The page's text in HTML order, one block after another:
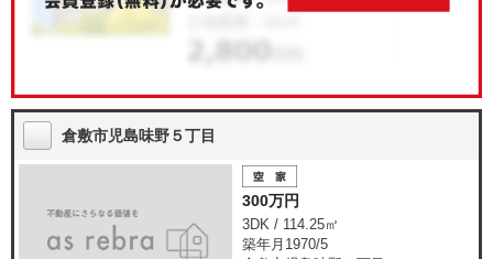
倉敷市児島味野５丁目
300万円
3DK / 114.25㎡
築年月1970/5